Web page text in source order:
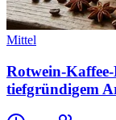
Mittel
Rotwein-
tiefgründigem